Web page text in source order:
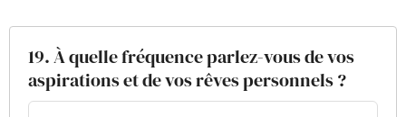
19. À quelle fréquence parlez-vous de vos
aspirations et de vos rêves personnels ?